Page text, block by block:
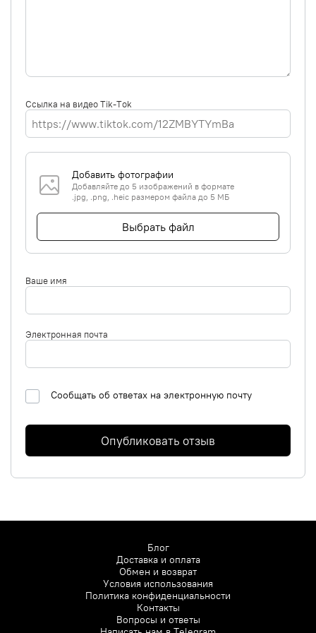
Ссылка на видео Tik-Tok
Добавить фотографии
Добавляйте до 5 изображений в формате
.jpg, .png, .heic размером файла до 5 МБ
Выбрать файл
Ваше имя
Электронная почта
Сообщать об ответах на электронную почту
Опубликовать отзыв
Блог
Доставка и оплата
Обмен и возврат
Условия использования
Политика конфиденциальности
Контакты
Вопросы и ответы